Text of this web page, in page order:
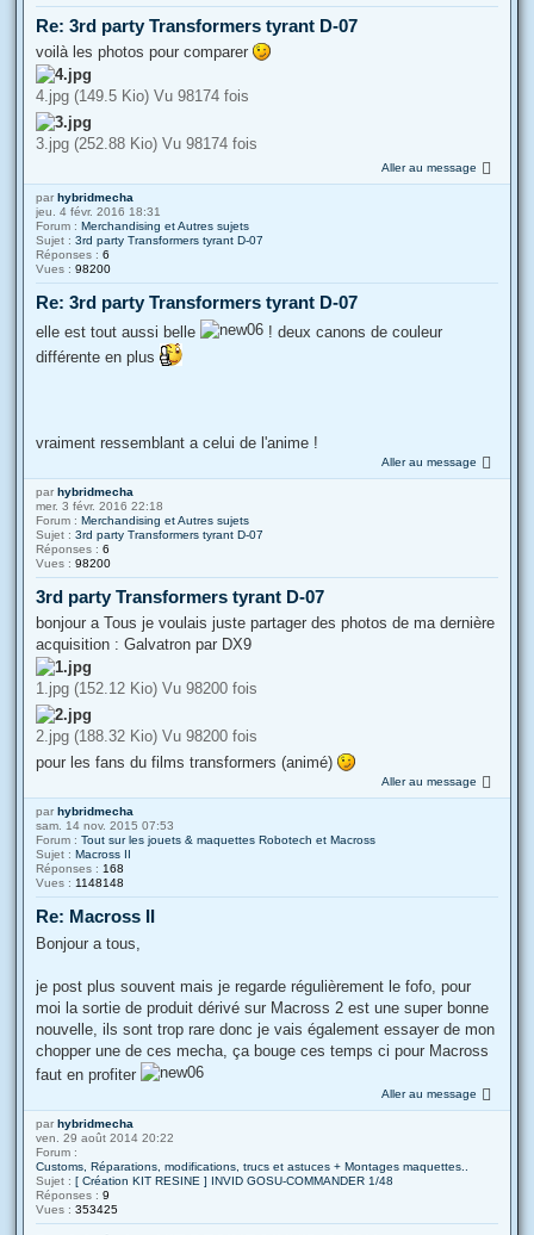
Re: 3rd party Transformers tyrant D-07
voilà les photos pour comparer
4.jpg (149.5 Kio) Vu 98174 fois
3.jpg (252.88 Kio) Vu 98174 fois
Aller au message
par hybridmecha
jeu. 4 févr. 2016 18:31
Forum : Merchandising et Autres sujets
Sujet : 3rd party Transformers tyrant D-07
Réponses : 6
Vues : 98200
Re: 3rd party Transformers tyrant D-07
elle est tout aussi belle
! deux canons de couleur
différente en plus
vraiment ressemblant a celui de l'anime !
Aller au message
par hybridmecha
mer. 3 févr. 2016 22:18
Forum : Merchandising et Autres sujets
Sujet : 3rd party Transformers tyrant D-07
Réponses : 6
Vues : 98200
3rd party Transformers tyrant D-07
bonjour a Tous je voulais juste partager des photos de ma dernière
acquisition : Galvatron par DX9
1.jpg (152.12 Kio) Vu 98200 fois
2.jpg (188.32 Kio) Vu 98200 fois
pour les fans du films transformers (animé)
Aller au message
par hybridmecha
sam. 14 nov. 2015 07:53
Forum : Tout sur les jouets & maquettes Robotech et Macross
Sujet : Macross II
Réponses : 168
Vues : 1148148
Re: Macross II
Bonjour a tous,
je post plus souvent mais je regarde régulièrement le fofo, pour
moi la sortie de produit dérivé sur Macross 2 est une super bonne
nouvelle, ils sont trop rare donc je vais également essayer de mon
chopper une de ces mecha, ça bouge ces temps ci pour Macross
faut en profiter
Aller au message
par hybridmecha
ven. 29 août 2014 20:22
Forum :
Customs, Réparations, modifications, trucs et astuces + Montages maquettes..
Sujet : [ Création KIT RESINE ] INVID GOSU-COMMANDER 1/48
Réponses : 9
Vues : 353425